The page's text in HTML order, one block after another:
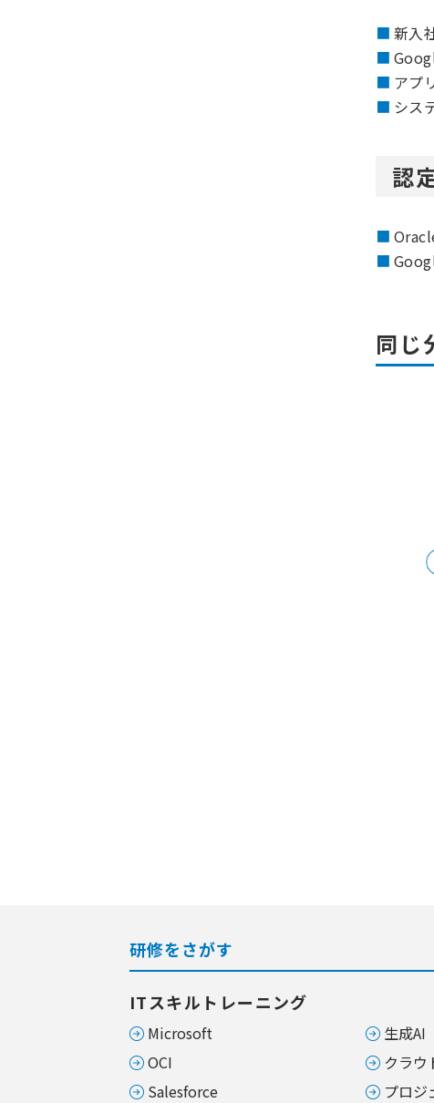
新入
アプ
シス
認
同じ
研修をさがす
ITスキルトレーニング
Microsoft
OCI
Salesforce
生成AI
クラウ
プロジ